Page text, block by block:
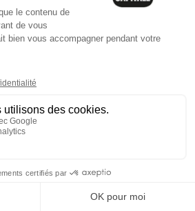
sous la neige